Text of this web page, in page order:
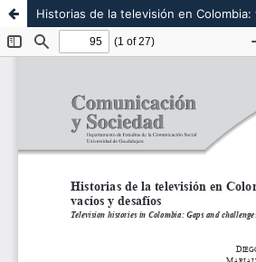
Historias de la televisión en Colombia: